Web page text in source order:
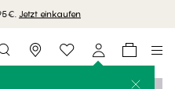
Jetzt einkaufen
Storefinder